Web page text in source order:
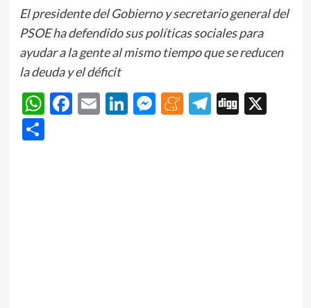
El presidente del Gobierno y secretario general del
PSOE ha defendido sus políticas sociales para
ayudar a la gente al mismo tiempo que se reducen
la deuda y el déficit
WhatsApp
Facebook
EmailLinkedIn
Messenger
Meneame
Telegram
Digg
X
Share